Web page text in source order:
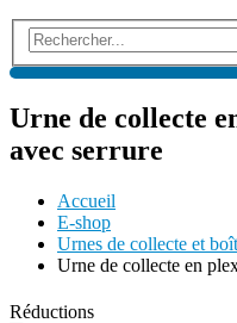
Urne de collecte
avec serrure
Accueil
E-shop
Urnes de collecte et
Urne de collecte en
Réductions